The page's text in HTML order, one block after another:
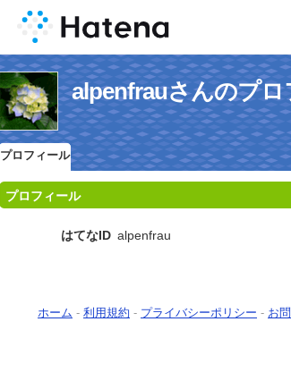
alpenfrauさんのプロ
プロフィール
プロフィール
はてなID alpenfrau
ホーム - 利用規約 - プライバシーポリシー - お